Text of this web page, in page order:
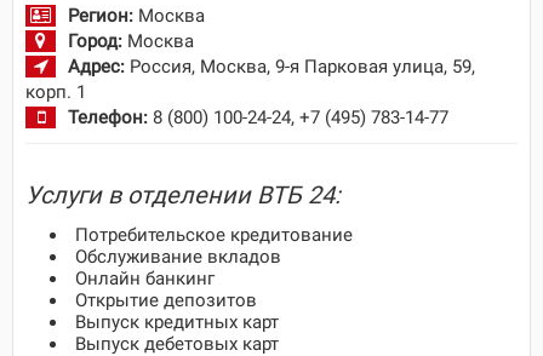
Регион: Москва
Город: Москва
Адрес: Россия, Москва, 9-я Парковая улица, 59,
корп. 1
Телефон: 8 (800) 100-24-24, +7 (495) 783-14-77
Услуги в отделении ВТБ 24:
Потребительское кредитование
Обслуживание вкладов
Онлайн банкинг
Открытие депозитов
Выпуск кредитных карт
Выпуск дебетовых карт